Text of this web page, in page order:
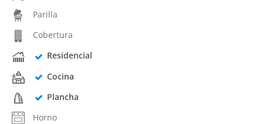
Parilla
Cobertura
Residencial
Cocina
Plancha
Horno